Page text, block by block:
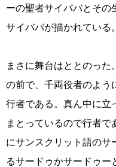
ーの聖者サイババとその
サイババが描かれている。
まさに舞台はととのった
の前で、千両役者のよう
行者である。真ん中に立
まとっているので行者
にサンスクリット語のサ
るサードゥかサードゥー